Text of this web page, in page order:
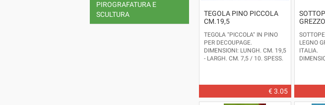
PIROGRAFATURA E
SCULTURA
TEGOLA PINO PICCOLA
CM.19,5
TEGOLA "PICCOLA" IN PINO
PER DECOUPAGE.
DIMENSIONI: LUNGH. CM. 19,5
- LARGH. CM. 7,5 / 10. SPESS.
€ 3.05
GREZZO
LEGNO
ITALIA.